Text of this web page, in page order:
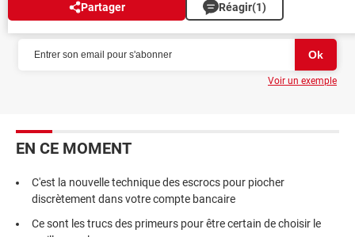
Partager Réagir(1)
NEWSLETTER
Voir un exemple
EN CE MOMENT
C'est la nouvelle technique des escrocs pour piocher
discrètement dans votre compte bancaire
Ce sont les trucs des primeurs pour être certain de choisir le